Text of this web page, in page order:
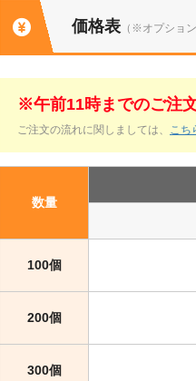
価格表 （※オプショ
※午前11時までのご注
ご注文の流れに関しましては、 こち
数量
100個
200個
300個